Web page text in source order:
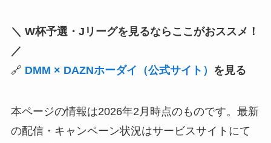
＼ W杯予選・Jリーグを見るならここがおススメ！
／
🔗 DMM × DAZNホーダイ（公式サイト） を見る
本ページの情報は2026年2月時点のものです。最新
の配信・キャンペーン状況はサービスサイトにて